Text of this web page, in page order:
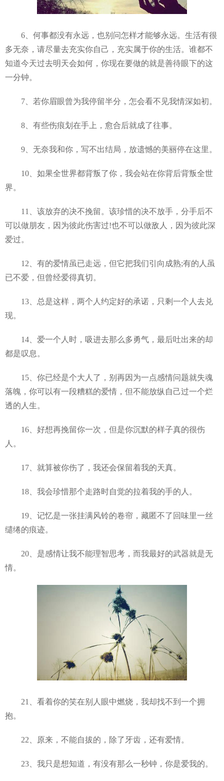
6、何事都没有永远，也别问怎样才能够永远。生活有很
多无奈，请尽量去充实你自己，充实属于你的生活。谁都不
知道今天过去明天会如何，你现在要做的就是善待眼下的这
一分钟。
7、若你眉眼曾为我停留半分，怎会看不见我情深如初。
8、有些伤痕划在手上，愈合后就成了往事。
9、无奈我和你，写不出结局，放遗憾的美丽停在这里。
10、如果全世界都背叛了你，我会站在你背后背叛全世
界。
11、该放弃的决不挽留。该珍惜的决不放手，分手后不
可以做朋友，因为彼此伤害过!也不可以做敌人，因为彼此深
爱过。
12、有的爱情虽已走远，但它把我们引向成熟;有的人虽
已不爱，但曾经爱得真切。
13、总是这样，两个人约定好的承诺，只剩一个人去兑
现。
14、爱一个人时，吸进去那么多勇气，最后吐出来的却
都是叹息。
15、你已经是个大人了，别再因为一点感情问题就失魂
落魄，你可以有一段糟糕的爱情，但不能放纵自己过一个烂
透的人生。
16、好想再挽留你一次，但是你沉默的样子真的很伤
人。
17、就算被你伤了，我还会保留着我的天真。
18、我会珍惜那个走路时自觉的拉着我的手的人。
19、记忆是一张挂满风铃的卷帘，藏匿不了回味里一丝
缱绻的痕迹。
20、是感情让我不能理智思考，而我最好的武器就是无
情。
21、看着你的笑在别人眼中燃烧，我却找不到一个拥
抱。
22、原来，不能自拔的，除了牙齿，还有爱情。
23、我只是想知道，有没有那么一秒钟，你是爱我的。